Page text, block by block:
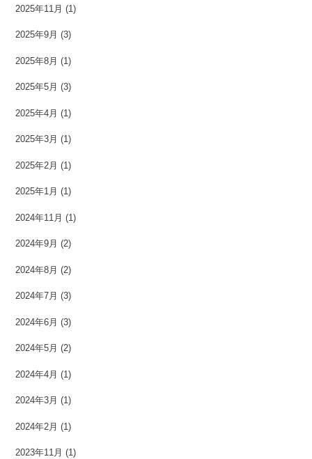
2025年11月 (1)
2025年9月 (3)
2025年8月 (1)
2025年5月 (3)
2025年4月 (1)
2025年3月 (1)
2025年2月 (1)
2025年1月 (1)
2024年11月 (1)
2024年9月 (2)
2024年8月 (2)
2024年7月 (3)
2024年6月 (3)
2024年5月 (2)
2024年4月 (1)
2024年3月 (1)
2024年2月 (1)
2023年11月 (1)